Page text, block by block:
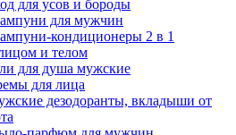
для усов и бороды
для мужчин
кондиционеры 2 в 1
и телом
для душа мужские
для лица
дезодоранты, вкладыши от